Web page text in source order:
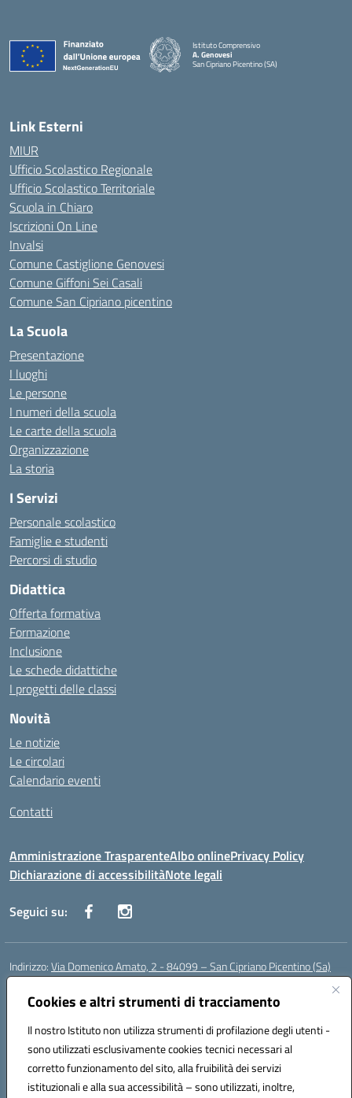
Cookies e altri strumenti di tracciamento
Il nostro Istituto non utilizza strumenti di profilazione degli utenti -
sono utilizzati esclusivamente cookies tecnici necessari al
corretto funzionamento del sito, alla fruibilità dei servizi
istituzionali e alla sua accessibilità – sono utilizzati, inoltre,
Istituto Comprensivo
A. Genovesi
San Cipriano Picentino (SA)
— Visita la pagina iniziale della scuola
Link Esterni
MIUR
Ufficio Scolastico Regionale
Ufficio Scolastico Territoriale
Scuola in Chiaro
Iscrizioni On Line
Invalsi
Comune Castiglione Genovesi
Comune Giffoni Sei Casali
Comune San Cipriano picentino
La Scuola
Presentazione
I luoghi
Le persone
I numeri della scuola
Le carte della scuola
Organizzazione
La storia
I Servizi
Personale scolastico
Famiglie e studenti
Percorsi di studio
Didattica
Offerta formativa
Formazione
Inclusione
Le schede didattiche
I progetti delle classi
Novità
Le notizie
Le circolari
Calendario eventi
Contatti
Amministrazione TrasparenteAlbo onlinePrivacy Policy
Dichiarazione di accessibilitàNote legali
Seguici su:
Indirizzo:Via Domenico Amato, 2 - 84099 – San Cipriano Picentino (Sa)
Centralino:
Posta elettronica certificata (PEC):saic87700c@pec.istruzione.it
Codice fiscale: 95075020651
Codice meccanografico:SAIC87700C
Codice Indice delle Pubbliche Amministrazioni (IPA): istsc_saic87700c
Codice unico di fatturazione (CUF): UFBWH2